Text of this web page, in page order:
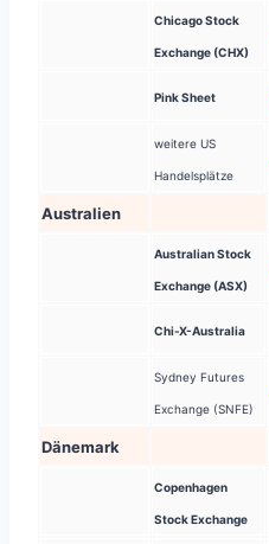
Chicago Stock
Exchange (CHX)
Pink Sheet
weitere US
Handelsplätze
Australien
Australian Stock
Exchange (ASX)
Chi-X-Australia
Sydney Futures
Exchange (SNFE)
Dänemark
Copenhagen
Stock Exchange